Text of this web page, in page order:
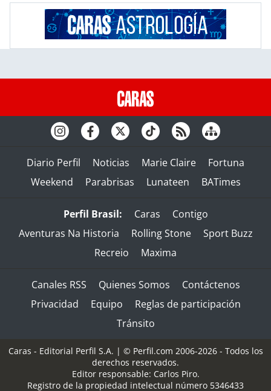
Diario Perfil Noticias Marie Claire
Fortuna
Weekend
Parabrisas Lunateen BATimes
Perfil Brasil: Caras
Contigo
Aventuras Na Historia
Rolling Stone
Sport Buzz
Recreio
Maxima
Canales RSS Quienes Somos
Contáctenos
Privacidad
Equipo
Reglas de participación
Tránsito
Caras - Editorial Perfil S.A. | © Perfil.com 2006-2026 - Todos los
derechos reservados.
Editor responsable: Carlos Piro.
Registro de la propiedad intelectual número 5346433